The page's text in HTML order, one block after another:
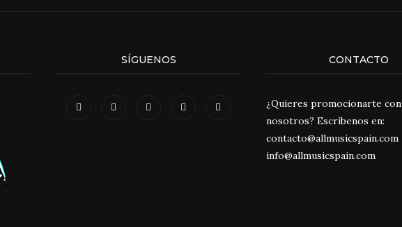
SÍGUENOS CONTACTO
¿Quieres promocionarte con
nosotros? Escríbenos en:
contacto@allmusicspain.com
info@allmusicspain.com